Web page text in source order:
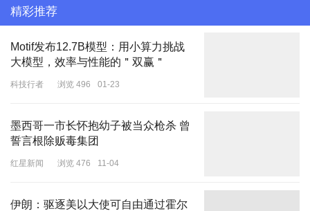
精彩推荐
Motif发布12.7B模型：用小算力挑战
大模型，效率与性能的＂双赢＂
科技行者 浏览 496 01-23
墨西哥一市长怀抱幼子被当众枪杀 曾
誓言根除贩毒集团
红星新闻 浏览 476 11-04
伊朗：驱逐美以大使可自由通过霍尔